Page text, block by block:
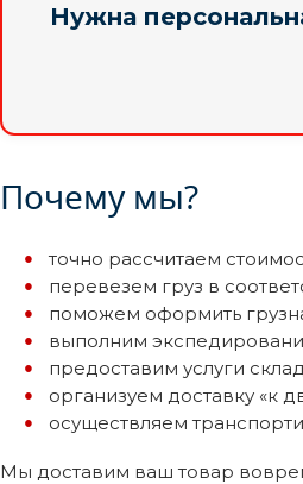
Нужна
Почему мы?
точно рассчитаем
перевезем груз в
поможем оформить
выполним
предоставим услуги
организуем доставку «к
осуществляем
Мы доставим ваш товар